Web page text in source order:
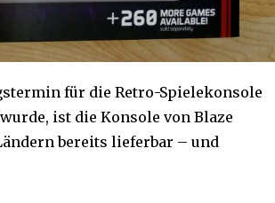
für die Retro-Spielekonsole
wurde, ist die Konsole von Blaze
bereits lieferbar – und